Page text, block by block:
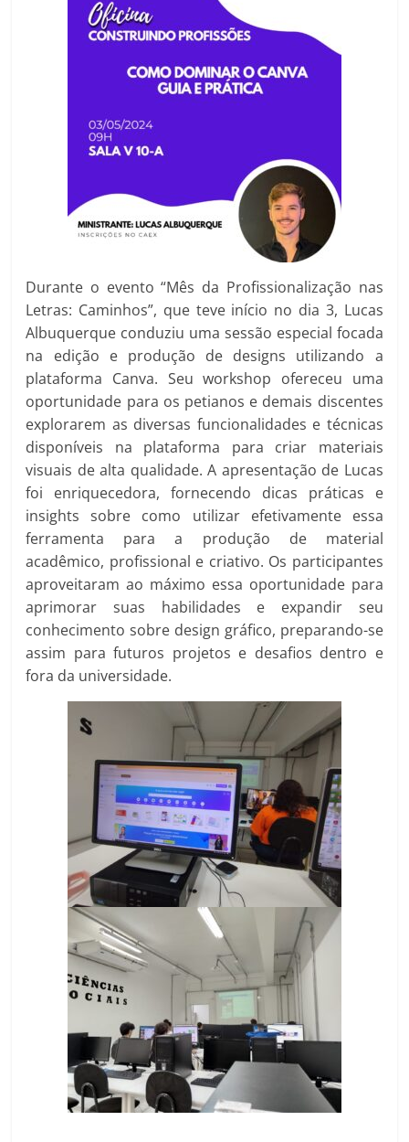
Durante o evento “Mês da Profissionalização nas
Letras: Caminhos”, que teve início no dia 3, Lucas
Albuquerque conduziu uma sessão especial focada
na edição e produção de designs utilizando a
plataforma Canva. Seu workshop ofereceu uma
oportunidade para os petianos e demais discentes
explorarem as diversas funcionalidades e técnicas
disponíveis na plataforma para criar materiais
visuais de alta qualidade. A apresentação de Lucas
foi enriquecedora, fornecendo dicas práticas e
insights sobre como utilizar efetivamente essa
ferramenta para a produção de material
acadêmico, profissional e criativo. Os participantes
aproveitaram ao máximo essa oportunidade para
aprimorar suas habilidades e expandir seu
conhecimento sobre design gráfico, preparando-se
assim para futuros projetos e desafios dentro e
fora da universidade.